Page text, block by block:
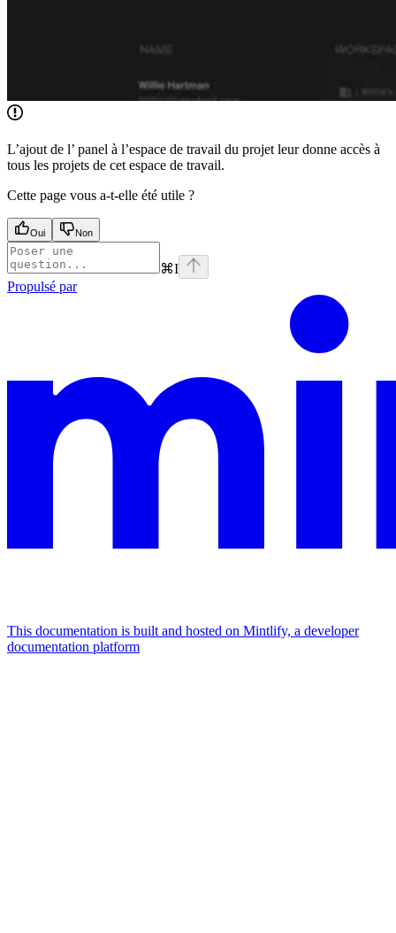
L’ajout de l’ panel à l’espace de travail du projet leur donne accès à
tous les projets de cet espace de travail.
Cette page vous a-t-elle été utile ?
Oui Non
⌘I
Propulsé par
This documentation is built and hosted on Mintlify, a developer
documentation platform